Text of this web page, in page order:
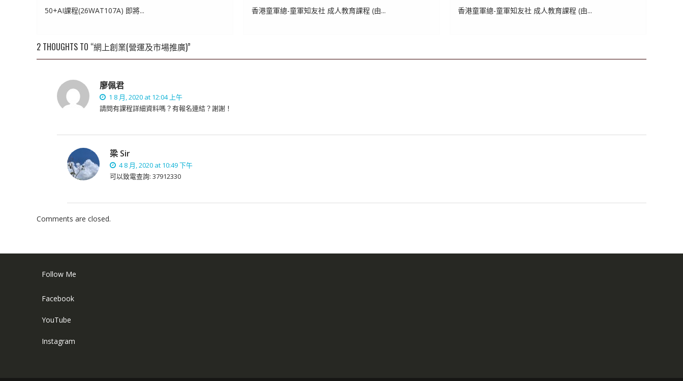
50+AI課程(26WAT107A) 即將... 香港童軍總-童軍知友社 成人教育課程 (由... 香港童軍總-童軍知友社 成人教育課程 (由...
2 THOUGHTS TO “網上創業(營運及市場推廣)”
廖佩君
1 8 月, 2020 at 12:04 上午
請問有課程詳細資料嗎？有報名連結？謝謝！
梁 Sir
4 8 月, 2020 at 10:49 下午
可以致電查詢: 37912330
Comments are closed.
Follow Me
Facebook
YouTube
Instagram